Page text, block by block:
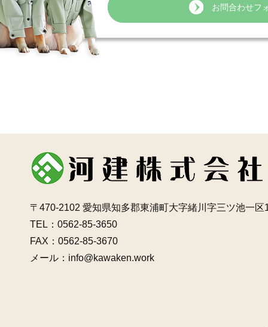
お問合わせフ
〒470-2102 愛知県知多郡東浦町大字緒川字三ツ池一区
TEL：0562-85-3650
FAX：0562-85-3670
メール：info@kawaken.work